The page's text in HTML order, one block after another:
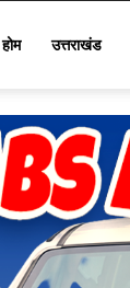
होम उत्तराखंड